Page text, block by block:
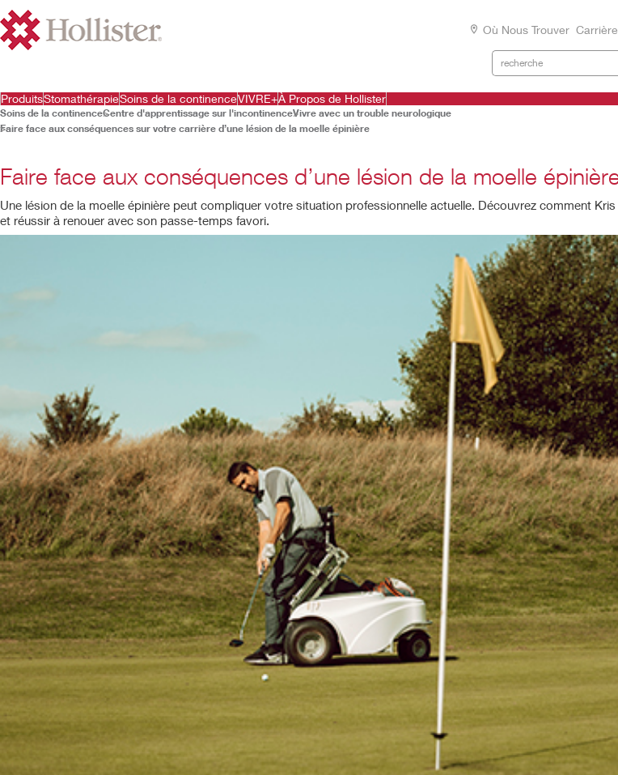
Où Nous Trouver
ProduitsStomathérapieSoins de la continenceVIVRE+À Propos de Hollister
Soins de la continenceCentre d'apprentissage sur l'incontinenceVivre avec un trouble neurologique
Faire face aux conséquences sur votre carrière d’une lésion de la moelle épinière
Faire face aux conséquences d’une lésion de la moelle
Une lésion de la moelle épinière peut compliquer votre situation professionnelle actuelle. Découvrez comment
et réussir à renouer avec son passe-temps favori.